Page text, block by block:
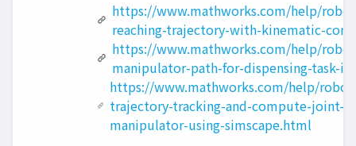
https://www.mathworks.com/help/
reaching-trajectory-with-kinematic-
https://www.mathworks.com/help/
manipulator-path-for-dispensing-task-
https://www.mathworks.com/help/
trajectory-tracking-and-compute-joint-
manipulator-using-simscape.html